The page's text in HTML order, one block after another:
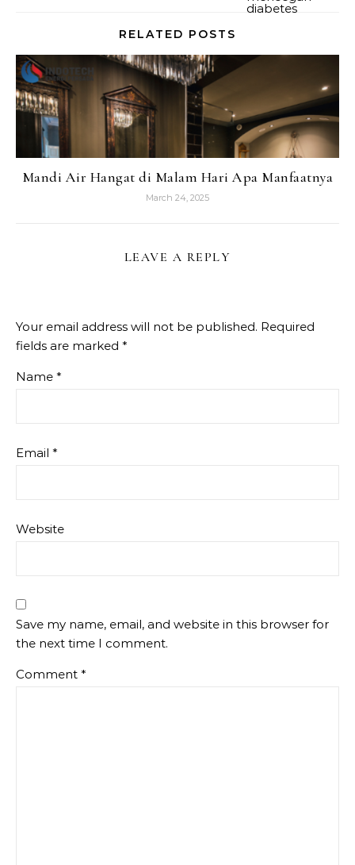
RELATED POSTS
Mandi Air Hangat di Malam Hari Apa Manfaatnya
March 24, 2025
LEAVE A REPLY
Your email address will not be published. Required
fields are marked *
Name *
Email *
Website
Save my name, email, and website in this browser for
the next time I comment.
Comment *